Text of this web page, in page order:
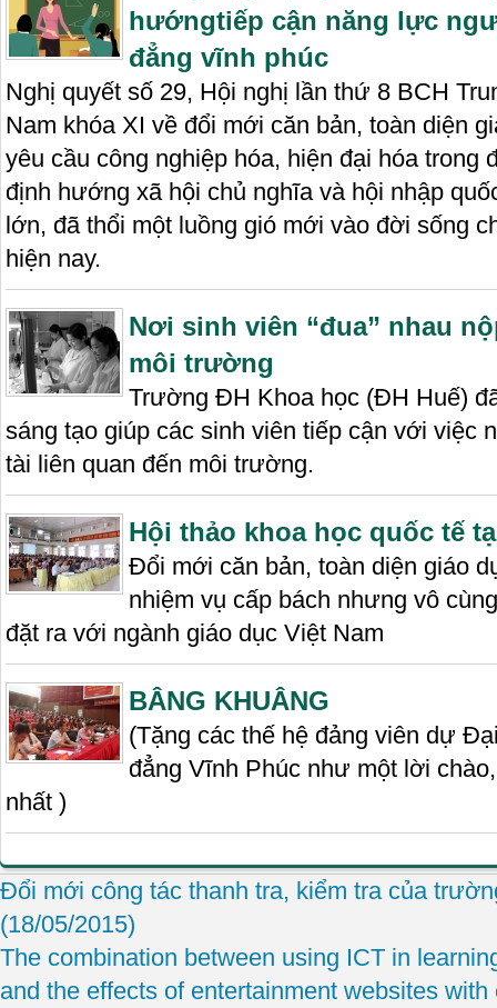
hướngtiếp cận năng lực
đẳng vĩnh phúc
Nghị quyết số 29, Hội nghị lần thứ 8 BCH
Nam khóa XI về đổi mới căn bản, toàn diện
yêu cầu công nghiệp hóa, hiện đại hóa trong
định hướng xã hội chủ nghĩa và hội nhập
lớn, đã thổi một luồng gió mới vào đời sống
hiện nay.
Nơi sinh viên “đua” nhau
môi trường
Trường ĐH Khoa học (ĐH Huế)
sáng tạo giúp các sinh viên tiếp cận với việc
tài liên quan đến môi trường.
Hội thảo khoa học quốc tế
Đổi mới căn bản, toàn diện giáo
nhiệm vụ cấp bách nhưng vô
đặt ra với ngành giáo dục Việt Nam
BÂNG KHUÂNG
(Tặng các thế hệ đảng viên dự
đẳng Vĩnh Phúc như một lời
nhất )
Đổi mới công tác thanh tra, kiểm tra của
(18/05/2015)
The combination between using ICT in
and the effects of entertainment websites